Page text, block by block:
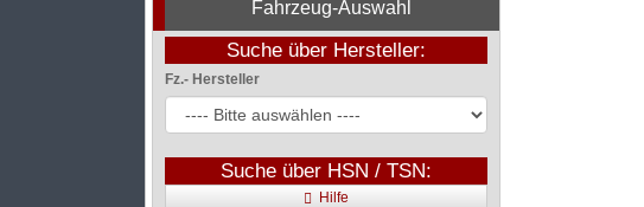
Fahrzeug-Auswahl
Suche über Hersteller:
Fz.- Hersteller
Suche über HSN / TSN:
Hilfe